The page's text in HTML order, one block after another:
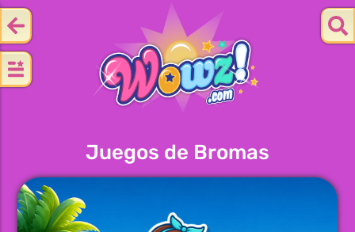
Juegos de Bromas